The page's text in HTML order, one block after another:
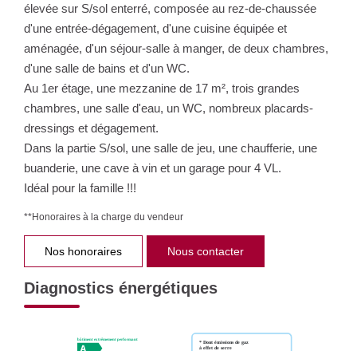
élevée sur S/sol enterré, composée au rez-de-chaussée
d'une entrée-dégagement, d'une cuisine équipée et
aménagée, d'un séjour-salle à manger, de deux chambres,
d'une salle de bains et d'un WC.
Au 1er étage, une mezzanine de 17 m², trois grandes
chambres, une salle d'eau, un WC, nombreux placards-
dressings et dégagement.
Dans la partie S/sol, une salle de jeu, une chaufferie, une
buanderie, une cave à vin et un garage pour 4 VL.
Idéal pour la famille !!!
**Honoraires à la charge du vendeur
Nos honoraires Nous contacter
Diagnostics énergétiques